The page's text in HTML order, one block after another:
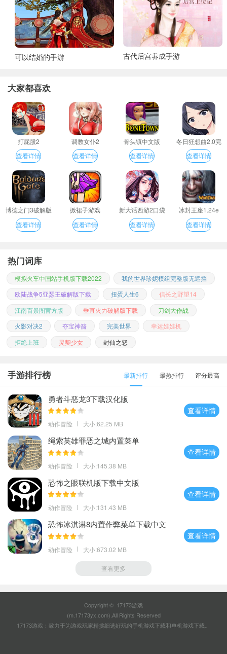
可以结婚的手游 古代后宫养成手游
大家都喜欢
打屁股2
查看详情
调教女仆2
查看详情
骨头镇中文版
查看详情
冬日狂想曲2.0完
整汉化版
查看详情
博德之门3破解版
查看详情
掀裙子游戏
查看详情
新大话西游2口袋
版
查看详情
冰封王座1.24e
查看详情
热门词库
模拟火车中国站手机版下载2022
我的世界珍妮模组完整版无遮挡
欧陆战争5亚瑟王破解版下载
扭蛋人生6
信长之野望14
江南百景图官方版
垂直火力破解版下载
刀剑大作战
火影对决2
夺宝神箭 完美世界
幸运娃娃机
拒绝上班
灵契少女 封仙之怒
手游排行榜 最新排行 最热排行 评分最高
勇者斗恶龙3下载汉化版
动作冒险 大小:62.25 MB
查看详情
绳索英雄罪恶之城内置菜单
动作冒险 大小:145.38 MB
查看详情
恐怖之眼联机版下载中文版
动作冒险 大小:131.43 MB
查看详情
恐怖冰淇淋8内置作弊菜单下载中文
动作冒险 大小:673.02 MB
查看详情
查看更多
Copyright © 17173游戏
(m.17173yx.com).All Rights Reserved
17173游戏：致力于为游戏玩家精挑细选好玩的手机游戏下载和单机游戏下载。